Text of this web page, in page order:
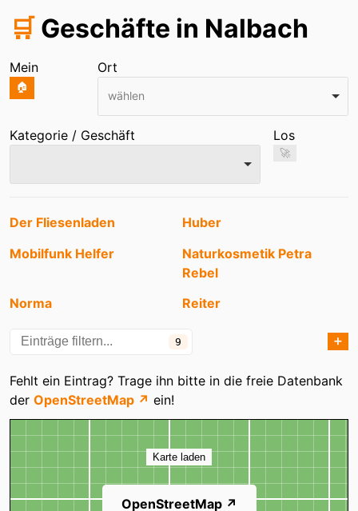
🛒 Geschäfte in Nalbach
Mein
🏠
Ort
wählen
Kategorie / Geschäft Los
🚀
Einträge
Der Fliesenladen
Huber
Mobilfunk Helfer
Naturkosmetik Petra
Rebel
Norma
Reiter
Rewe
9 ➕
Kategorien
Fehlt ein Eintrag? Trage ihn bitte in die freie Datenbank
der OpenStreetMap ↗ ein!
Karte
Karte laden
OpenStreetMap ↗